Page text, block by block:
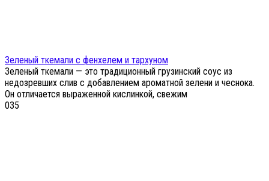
Зеленый ткемали с фенхелем и тархуном
Зеленый ткемали — это традиционный грузинский соус из
недозревших слив с добавлением ароматной зелени и чеснока.
Он отличается выраженной кислинкой, свежим
035